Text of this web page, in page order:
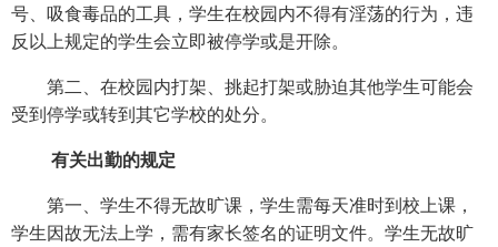
号、吸食毒品的工具，学生在校园内不得有淫荡的行为，违
反以上规定的学生会立即被停学或是开除。
第二、在校园内打架、挑起打架或胁迫其他学生可能会
受到停学或转到其它学校的处分。
有关出勤的规定
第一、学生不得无故旷课，学生需每天准时到校上课，
学生因故无法上学，需有家长签名的证明文件。学生无故旷